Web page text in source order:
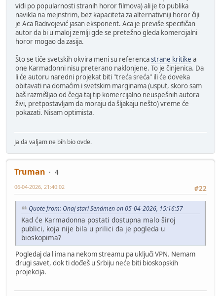
vidi po popularnosti stranih horor filmova) ali je to publika
navikla na mejnstrim, bez kapaciteta za alternativniji horor čiji
je Aca Radivojević jasan eksponent. Aca je previše specifičan
autor da bi u maloj zemlji gde se pretežno gleda komercijalni
horor mogao da zasija.
Što se tiče svetskih okvira meni su referencastrane kritike a
one Karmadonni nisu preterano naklonjene. To je činjenica. Da
li će autoru naredni projekat biti "treća sreća" ili će doveka
obitavati na domaćim i svetskim marginama (usput, skoro sam
baš razmišljao od čega taj tip komercijalno neuspešnih autora
živi, pretpostavljam da moraju da šljakaju nešto) vreme će
pokazati. Nisam optimista.
Ja da valjam ne bih bio ovde.
Truman
4
#22
06-04-2026, 21:40:02
Quote from: Onaj stari Sendmen on 05-04-2026, 15:16:57
Kad će Karmadonna postati dostupna malo široj
publici, koja nije bila u prilici da je pogleda u
bioskopima?
Pogledaj da l ima na nekom streamu pa uključi VPN. Nemam
drugi savet, dok ti dođeš u Srbiju neće biti bioskopskih
projekcija.